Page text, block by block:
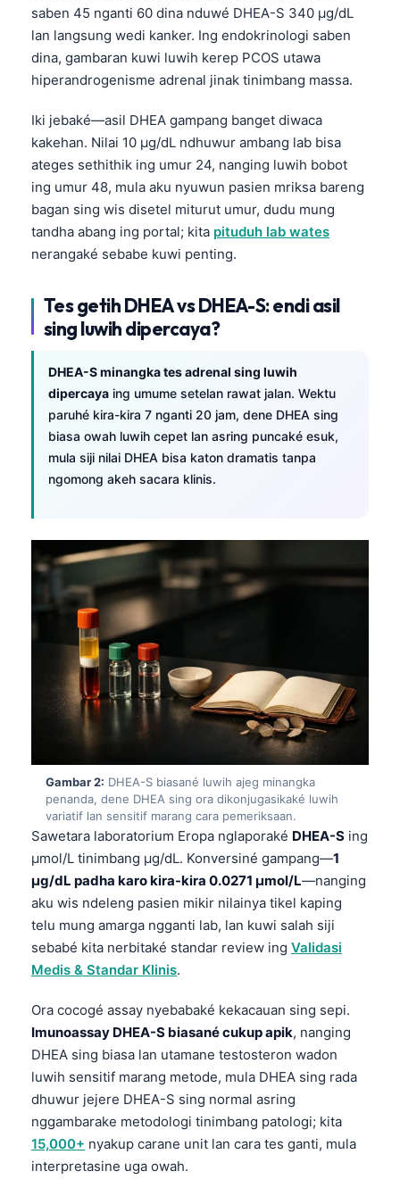
saben 45 nganti 60 dina nduwé DHEA-S 340 µg/dL
lan langsung wedi kanker. Ing endokrinologi saben
dina, gambaran kuwi luwih kerep PCOS utawa
hiperandrogenisme adrenal jinak tinimbang massa.
Iki jebaké—asil DHEA gampang banget diwaca
kakehan. Nilai 10 µg/dL ndhuwur ambang lab bisa
ateges sethithik ing umur 24, nanging luwih bobot
ing umur 48, mula aku nyuwun pasien mriksa bareng
bagan sing wis disetel miturut umur, dudu mung
tandha abang ing portal; kita pituduh lab wates
nerangaké sebabe kuwi penting.
Tes getih DHEA vs DHEA-S: endi asil
sing luwih dipercaya?
DHEA-S minangka tes adrenal sing luwih
dipercaya ing umume setelan rawat jalan. Wektu
paruhé kira-kira 7 nganti 20 jam, dene DHEA sing
biasa owah luwih cepet lan asring puncaké esuk,
mula siji nilai DHEA bisa katon dramatis tanpa
ngomong akeh sacara klinis.
Gambar 2: DHEA-S biasané luwih ajeg minangka
penanda, dene DHEA sing ora dikonjugasikaké luwih
variatif lan sensitif marang cara pemeriksaan.
Sawetara laboratorium Eropa nglaporaké DHEA-S ing
µmol/L tinimbang µg/dL. Konversiné gampang—1
µg/dL padha karo kira-kira 0.0271 µmol/L—nanging
aku wis ndeleng pasien mikir nilainya tikel kaping
telu mung amarga ngganti lab, lan kuwi salah siji
sebabé kita nerbitaké standar review ing Validasi
Medis & Standar Klinis.
Ora cocogé assay nyebabaké kekacauan sing sepi.
Imunoassay DHEA-S biasané cukup apik, nanging
DHEA sing biasa lan utamane testosteron wadon
luwih sensitif marang metode, mula DHEA sing rada
dhuwur jejere DHEA-S sing normal asring
nggambarake metodologi tinimbang patologi; kita
15,000+ nyakup carane unit lan cara tes ganti, mula
interpretasine uga owah.